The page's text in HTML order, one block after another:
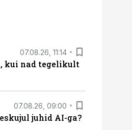
07.08.26, 11:14
kui nad tegelikult
07.08.26, 09:00
juhid AI-ga?